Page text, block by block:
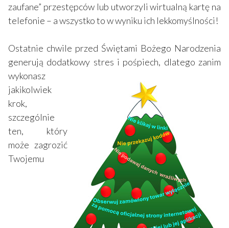
zaufane” przestępców lub utworzyli wirtualną kartę na
telefonie – a wszystko to w wyniku ich lekkomyślności!
Ostatnie chwile przed Świętami Bożego Narodzenia
generują dodatkowy stres i pośpiech, dlatego zanim
wykonasz
jakikolwiek
krok,
szczególnie
ten, który
może zagrozić
Twojemu